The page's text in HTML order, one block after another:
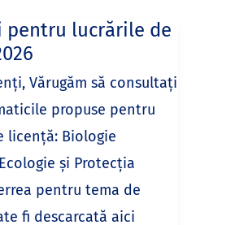
pentru lucrările de
Vărugăm să consultați
propuse pentru
licență: Biologie
și Protecția
pentru tema de
fi descarcată aici